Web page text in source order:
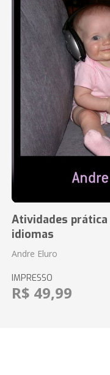
Atividades
idiomas
Andre Eluro
IMPRESSO
R$ 49,99